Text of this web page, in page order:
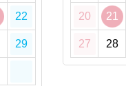
22
29
20 21
27 28